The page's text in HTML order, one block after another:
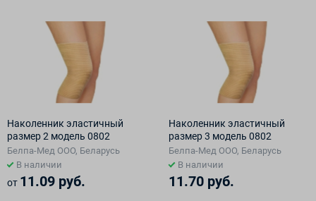
Наколенник эластичный
размер 2 модель 0802
Белпа-Мед ООО, Беларусь
В наличии
от 11.09 руб.
Наколенник эластичный
размер 3 модель 0802
Белпа-Мед ООО, Беларусь
В наличии
11.70 руб.